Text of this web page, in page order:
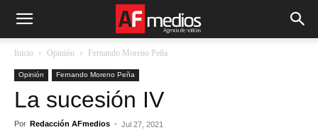
Inicio Opinión Fernando Moreno Peña
Opinión Fernando Moreno Peña
La sucesión IV
Por Redacción AFmedios - Jul 27, 2021